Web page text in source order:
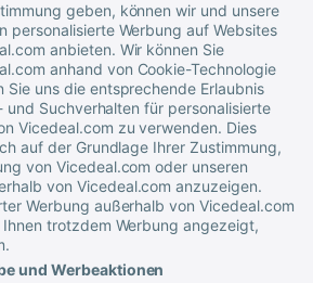
geben, können wir und unsere
personalisierte Werbung auf Websites
.com anbieten. Wir können Sie
.com anhand von Cookie-Technologie
Sie uns die entsprechende Erlaubnis
und Suchverhalten für personalisierte
Vicedeal.com zu verwenden. Dies
auf der Grundlage Ihrer Zustimmung,
von Vicedeal.com oder unseren
von Vicedeal.com anzuzeigen.
Werbung außerhalb vonVicedeal.com
trotzdem Werbung angezeigt,
und Werbeaktionen